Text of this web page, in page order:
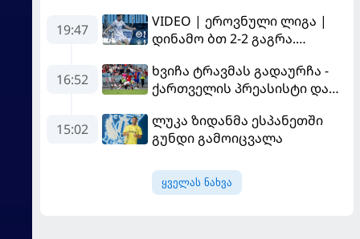
19:47
VIDEO | ეროვნული ლიგა |
დინამო ბთ 2-2 გაგრა.
16:52
ხვიჩა ტრავმას გადაურჩა -
ქართველის პრეასისტი და
იუნაიტედთან"
15:02
ლუკა ზიდანმა ესპანეთში
გუნდი გამოიცვალა
ყველას ნახვა